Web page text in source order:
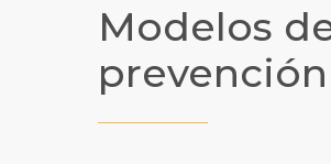
Modelos